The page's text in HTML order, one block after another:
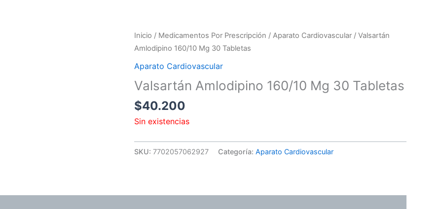
Inicio / Medicamentos Por Prescripción / Aparato Cardiovascular / Valsartán
Amlodipino 160/10 Mg 30 Tabletas
Aparato Cardiovascular
Valsartán Amlodipino 160/10 Mg 30 Tabletas
$40.200
Sin existencias
SKU: 7702057062927 Categoría: Aparato Cardiovascular